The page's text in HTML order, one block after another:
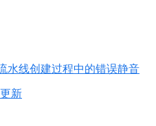
水线创建过程中的错误静音
新